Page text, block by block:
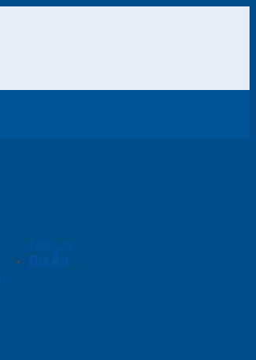
Dự Án
Next
→